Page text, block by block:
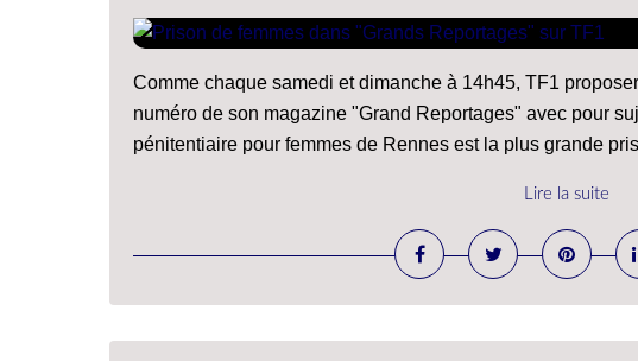
Comme chaque samedi et dimanche à 14h45, TF1
numéro de son magazine "Grand Reportages" avec pour
pénitentiaire pour femmes de Rennes est la plus grande
Lire la suite